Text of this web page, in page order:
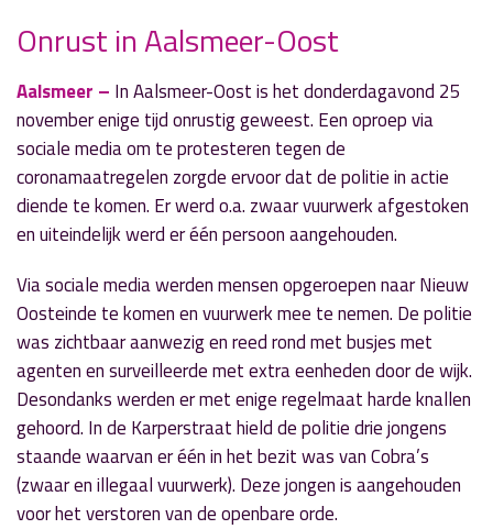
« Vorig nieuwsbericht
Bazar Experience levert € 8325,11 op
» Volgend nieuwsbericht
Vervoerregio zoekt leden voor reizigerspanel
27 november 2021
Onrust in Aalsmeer-Oost
Aalsmeer – In Aalsmeer-Oost is het donderdagavond 25
november enige tijd onrustig geweest. Een oproep via
sociale media om te protesteren tegen de
coronamaatregelen zorgde ervoor dat de politie in actie
diende te komen. Er werd o.a. zwaar vuurwerk afgestoken
en uiteindelijk werd er één persoon aangehouden.
Via sociale media werden mensen opgeroepen naar Nieuw
Oosteinde te komen en vuurwerk mee te nemen. De politie
was zichtbaar aanwezig en reed rond met busjes met
agenten en surveilleerde met extra eenheden door de wijk.
Desondanks werden er met enige regelmaat harde knallen
gehoord. In de Karperstraat hield de politie drie jongens
staande waarvan er één in het bezit was van Cobra’s
(zwaar en illegaal vuurwerk). Deze jongen is aangehouden
voor het verstoren van de openbare orde.